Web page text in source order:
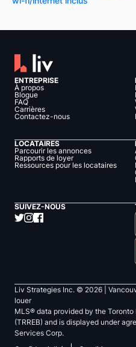
ENTREPRISE
À propos
Blogue
FAQ
Carrières
Contactez-nous
LOCATAIRES
Parcourir les annonces
Rapports de loyer
Ressources pour les locataires
SUIVEZ-NOUS
Liv Strategies Inc. © 2026 |
louer
MLS® data provided by the Toronto
(TRREB) and is displayed under
Services Corp.